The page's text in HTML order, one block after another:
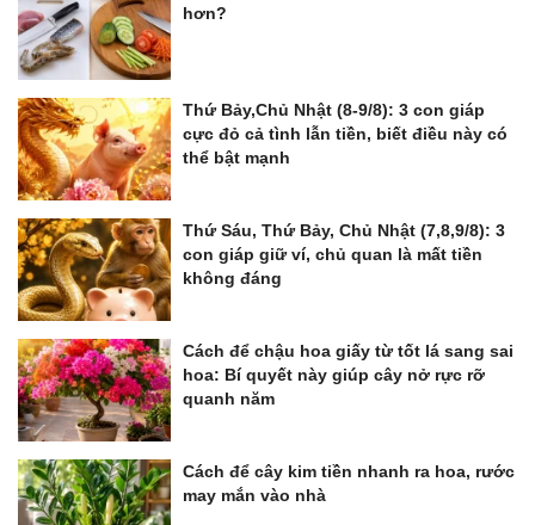
hơn?
Thứ Bảy,Chủ Nhật (8-9/8): 3 con giáp
cực đỏ cả tình lẫn tiền, biết điều này có
thể bật mạnh
Thứ Sáu, Thứ Bảy, Chủ Nhật (7,8,9/8): 3
con giáp giữ ví, chủ quan là mất tiền
không đáng
Cách để chậu hoa giấy từ tốt lá sang sai
hoa: Bí quyết này giúp cây nở rực rỡ
quanh năm
Cách để cây kim tiền nhanh ra hoa, rước
may mắn vào nhà